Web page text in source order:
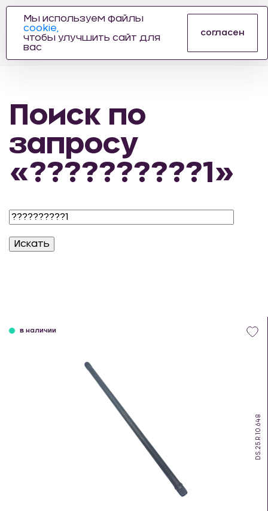
АВТОЗАПЧАСТЕЙ
Поиск по
запросу
«??????????1»
DS.25.R.10.648
в наличии
Мы используем файлы
cookie,
чтобы улучшить сайт для
вас
согласен